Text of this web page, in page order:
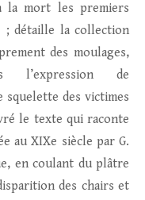
la mort les premiers
; détaille la collection
des moulages,
de
squelette des victimes
le texte qui raconte
au XIXe siècle par G.
en coulant du plâtre
des chairs et